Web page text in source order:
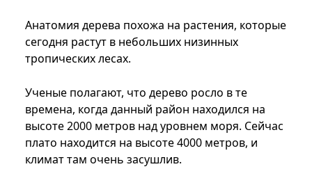
Анатомия дерева похожа на растения, которые
сегодня растут в небольших низинных
тропических лесах.
Ученые полагают, что дерево росло в те
времена, когда данный район находился на
высоте 2000 метров над уровнем моря. Сейчас
плато находится на высоте 4000 метров, и
климат там очень засушлив.